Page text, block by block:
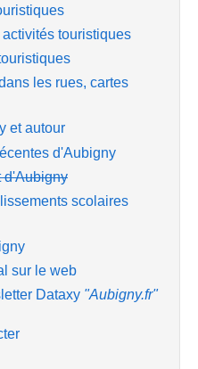
touristiques
les rues, cartes
et autour
d'Aubigny
d'Aubigny
scolaires
sur le web
Dataxy "Aubigny.fr"